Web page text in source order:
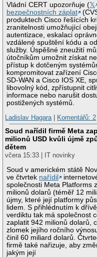
Vládní CERT upozorňuje (𝕏
bezpečnostních záplat
produktech Cisco řešících
zranitelnosti umožňující
autentizace, eskalaci
vzdálené spuštění kódu a
služby. Úspěšné zneužití
útočníkům umožnit získat
přístup k dotčeným
kompromitovat zařízení
SD-WAN a Cisco IOS XE,
libovolný kód, zpřístupnit
informace nebo narušit
postižených systémů.
Ladislav Hagara| Komentářů: 2
Soud nařídil firmě Meta
milionů USD kvůli újmě
dětem
včera 15:33 | IT novinky
Soud v americkém státě
ve čtvrtek nařídil
společnosti Meta Platforms
milionů dolarů (téměř 12
újmy, které její platformy
lidem. S přihlédnutím k
verdiktu tak má společnost
zaplatit 942 milionů dolarů,
zlomek jejího ročního
činil 60 miliard dolarů.
firmě také nařizuje, aby
jakým její